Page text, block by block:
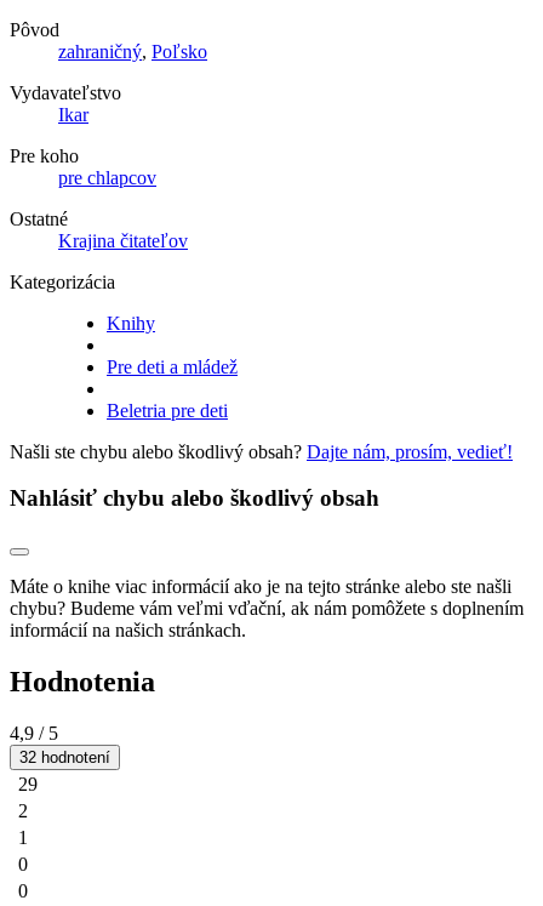
Pôvod
zahraničný, Poľsko
Vydavateľstvo
Ikar
Pre koho
pre chlapcov
Ostatné
Krajina čitateľov
Kategorizácia
Knihy
Pre deti a mládež
Beletria pre deti
Našli ste chybu alebo škodlivý obsah? Dajte nám, prosím, vedieť!
Nahlásiť chybu alebo škodlivý obsah
Máte o knihe viac informácií ako je na tejto stránke alebo ste našli
chybu? Budeme vám veľmi vďační, ak nám pomôžete s doplnením
informácií na našich stránkach.
Hodnotenia
4,9 / 5
32 hodnotení
29
2
1
0
0